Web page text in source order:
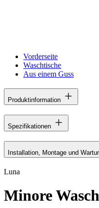
Vorderseite
Waschtische
Aus einem Guss
Produktinformation
Spezifikationen
Installation, Montage und
Luna
Minore